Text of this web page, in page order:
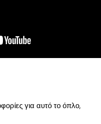
για αυτό το όπλο,